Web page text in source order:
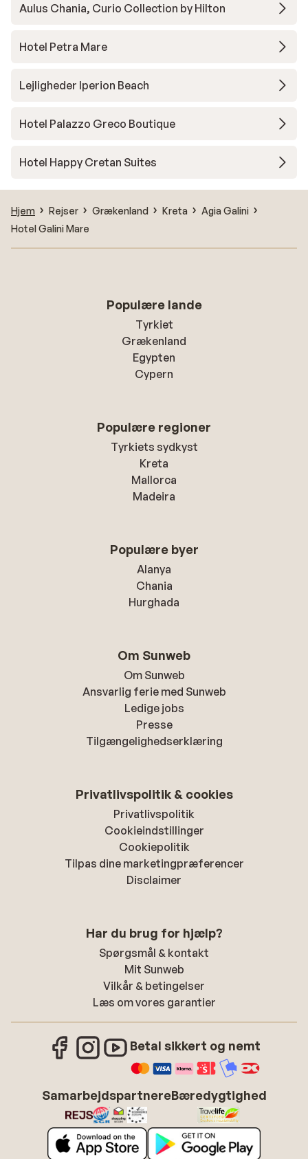
Aulus Chania, Curio Collection by Hilton
Hotel Petra Mare
Lejligheder Iperion Beach
Hotel Palazzo Greco Boutique
Hotel Happy Cretan Suites
Hjem Rejser Grækenland Kreta
Agia Galini
Hotel Galini Mare
Populære lande
Tyrkiet
Grækenland
Egypten
Cypern
Populære regioner
Tyrkiets sydkyst
Kreta
Mallorca
Madeira
Populære byer
Alanya
Chania
Hurghada
Om Sunweb
Om Sunweb
Ansvarlig ferie med Sunweb
Ledige jobs
Presse
Tilgængelighedserklæring
Privatlivspolitik & cookies
Privatlivspolitik
Cookieindstillinger
Cookiepolitik
Tilpas dine marketingpræferencer
Disclaimer
Har du brug for hjælp?
Spørgsmål & kontakt
Mit Sunweb
Vilkår & betingelser
Læs om vores garantier
Betal sikkert og nemt
SamarbejdspartnereBæredygtighed